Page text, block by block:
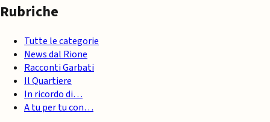
Rubriche
Tutte le categorie
News dal Rione
Racconti Garbati
Il Quartiere
In ricordo di…
A tu per tu con…